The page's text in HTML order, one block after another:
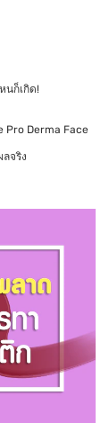
นก็เกิด!
Pro Derma Face
จริง